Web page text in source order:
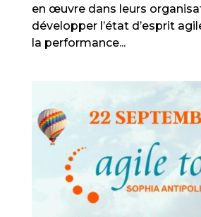
en œuvre dans leurs
développer l’état d’esprit
la performance...